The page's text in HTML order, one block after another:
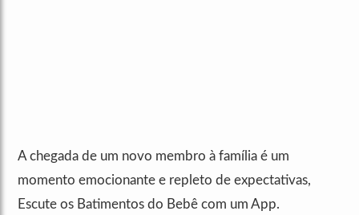
A chegada de um novo membro à família é um
momento emocionante e repleto de expectativas,
Escute os Batimentos do Bebê com um App.